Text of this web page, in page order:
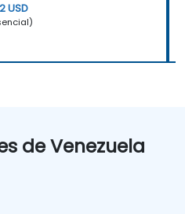
USD
de Venezuela